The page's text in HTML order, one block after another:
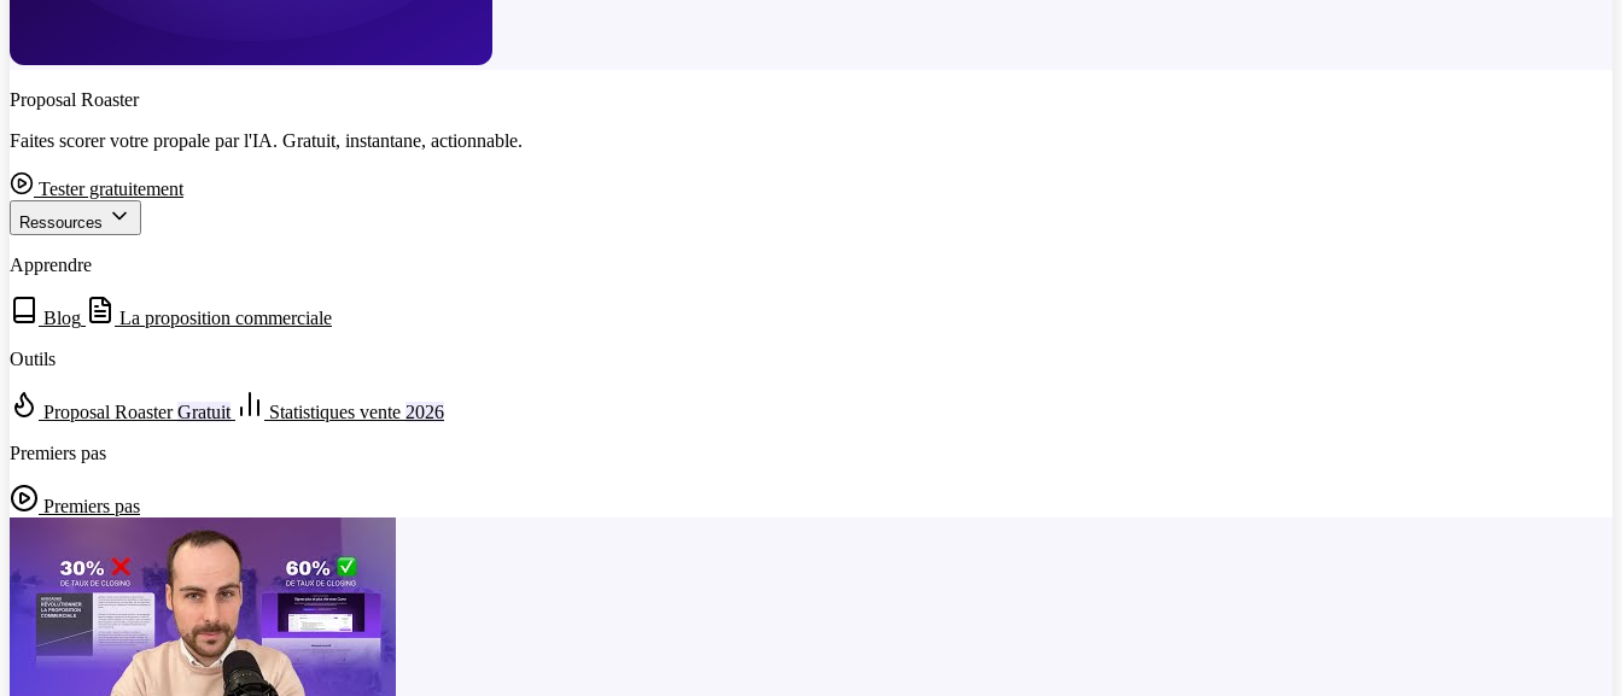
Proposal Roaster
Faites scorer votre propale par l'IA. Gratuit, instantane, actionnable.
Tester gratuitement
Ressources
Apprendre
Blog
La proposition commerciale
Outils
Proposal Roaster Gratuit Statistiques vente 2026
Premiers pas
Premiers pas